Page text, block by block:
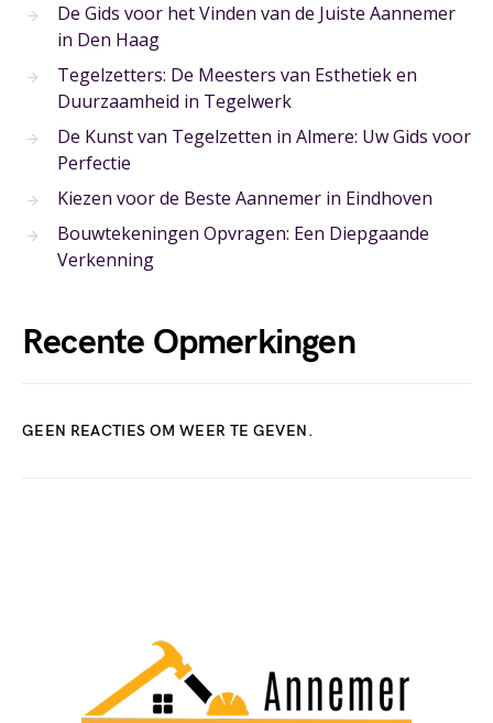
De Gids voor het Vinden van de Juiste Aannemer
in Den Haag
Tegelzetters: De Meesters van Esthetiek en
Duurzaamheid in Tegelwerk
De Kunst van Tegelzetten in Almere: Uw Gids voor
Perfectie
Kiezen voor de Beste Aannemer in Eindhoven
Bouwtekeningen Opvragen: Een Diepgaande
Verkenning
Recente Opmerkingen
GEEN REACTIES OM WEER TE GEVEN.